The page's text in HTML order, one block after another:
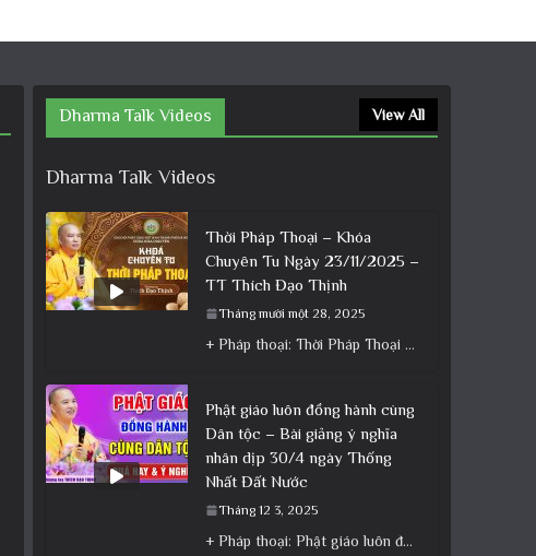
Dharma Talk Videos View All
Dharma Talk Videos
Thời Pháp Thoại – Khóa
Chuyên Tu Ngày 23/11/2025 –
TT Thích Đạo Thịnh
Tháng mười một 28, 2025
+ Pháp thoại: Thời Pháp Thoại – Khóa Chuyên Tu Ngày 23/11/2025 – TT Thích Đạo Thịnh + Album: Pháp
Phật giáo luôn đồng hành cùng
Dân tộc – Bài giảng ý nghĩa
nhân dịp 30/4 ngày Thống
Nhất Đất Nước
Tháng 12 3, 2025
+ Pháp thoại: Phật giáo luôn đồng hành cùng Dân tộc – Bài giảng ý nghĩa nhân dịp 30/4 ngày